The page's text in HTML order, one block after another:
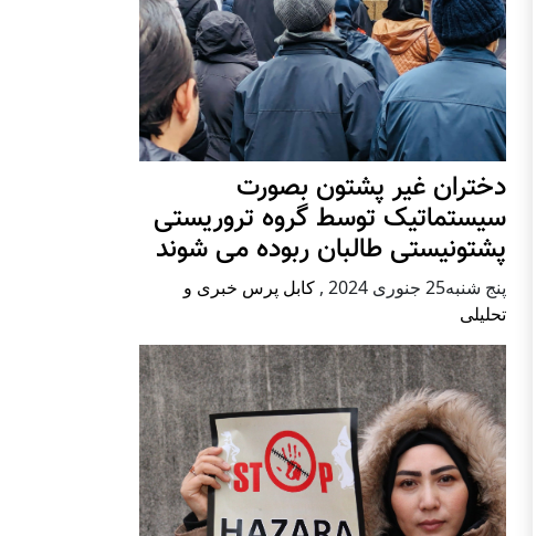
دختران غیر پشتون بصورت
سیستماتیک توسط گروه تروریستی
پشتونیستی طالبان ربوده می شوند
پنج شنبه25 جنوری 2024 , کابل پرس خبری و
تحلیلی